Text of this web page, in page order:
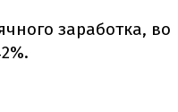
заработка, во